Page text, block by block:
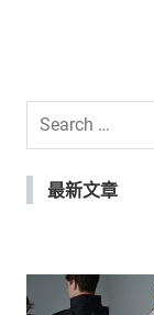
Search
最新文章